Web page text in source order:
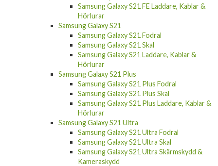
Samsung Galaxy S21 FE Laddare, Kablar &
Hörlurar
Samsung Galaxy S21
Samsung Galaxy S21 Fodral
Samsung Galaxy S21 Skal
Samsung Galaxy S21 Laddare, Kablar &
Hörlurar
Samsung Galaxy S21 Plus
Samsung Galaxy S21 Plus Fodral
Samsung Galaxy S21 Plus Skal
Samsung Galaxy S21 Plus Laddare, Kablar &
Hörlurar
Samsung Galaxy S21 Ultra
Samsung Galaxy S21 Ultra Fodral
Samsung Galaxy S21 Ultra Skal
Samsung Galaxy S21 Ultra Skärmskydd &
Kameraskydd